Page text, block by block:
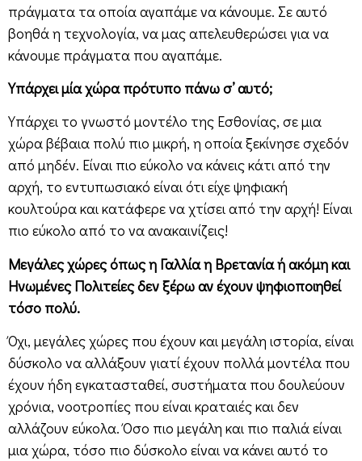
πράγματα τα οποία αγαπάμε να κάνουμε. Σε αυτό
βοηθά η τεχνολογία, να μας απελευθερώσει για να
κάνουμε πράγματα που αγαπάμε.
Υπάρχει μία χώρα πρότυπο πάνω σ’ αυτό;
Υπάρχει το γνωστό μοντέλο της Εσθονίας, σε μια
χώρα βέβαια πολύ πιο μικρή, η οποία ξεκίνησε σχεδόν
από μηδέν. Είναι πιο εύκολο να κάνεις κάτι από την
αρχή, το εντυπωσιακό είναι ότι είχε ψηφιακή
κουλτούρα και κατάφερε να χτίσει από την αρχή! Είναι
πιο εύκολο από το να ανακαινίζεις!
Μεγάλες χώρες όπως η Γαλλία η Βρετανία ή ακόμη και
Ηνωμένες Πολιτείες δεν ξέρω αν έχουν ψηφιοποιηθεί
τόσο πολύ.
Όχι, μεγάλες χώρες που έχουν και μεγάλη ιστορία, είναι
δύσκολο να αλλάξουν γιατί έχουν πολλά μοντέλα που
έχουν ήδη εγκατασταθεί, συστήματα που δουλεύουν
χρόνια, νοοτροπίες που είναι κραταιές και δεν
αλλάζουν εύκολα. Όσο πιο μεγάλη και πιο παλιά είναι
μια χώρα, τόσο πιο δύσκολο είναι να κάνει αυτό το